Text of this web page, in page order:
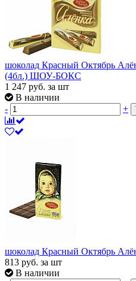
шоколад Красный Октябрь
(4бл.) ШОУ-БОКС
1 247 руб. за шт
В наличии
-
+
шоколад Красный Октябрь
813 руб. за шт
В наличии